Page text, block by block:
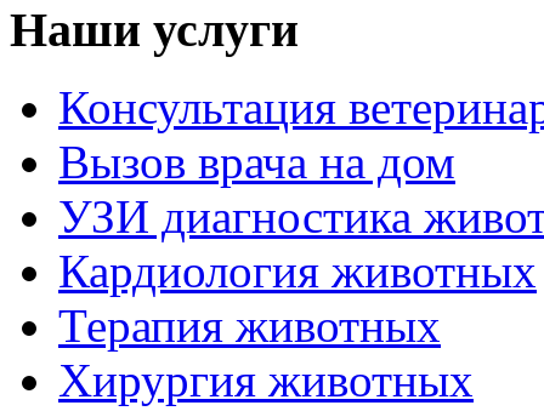
Наши услуги
Консультация
Вызов врача на дом
УЗИ диагностика
Кардиология животных
Терапия животных
Хирургия животных